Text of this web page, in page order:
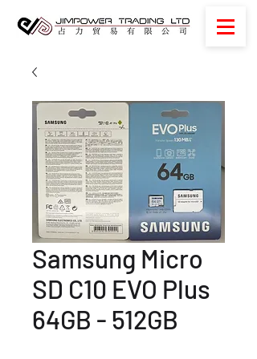
Samsung Micro
SD C10 EVO Plus
64GB - 512GB